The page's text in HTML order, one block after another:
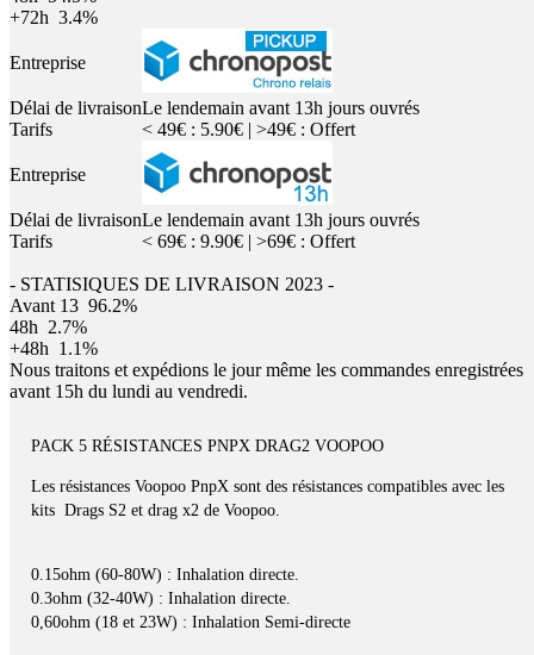
+72h 3.4%
Entreprise
Délai de livraisonLe lendemain avant 13h jours ouvrés
Tarifs
< 49€ : 5.90€ | >49€ : Offert
Entreprise
Délai de livraisonLe lendemain avant 13h jours ouvrés
Tarifs
< 69€ : 9.90€ | >69€ : Offert
- STATISIQUES DE LIVRAISON 2023 -
Avant 13 96.2%
48h 2.7%
+48h 1.1%
Nous traitons et expédions le jour même les commandes enregistrées
avant 15h du lundi au vendredi.
PACK 5 RÉSISTANCES PNPX DRAG2 VOOPOO
Les résistances Voopoo PnpX sont des résistances compatibles avec les
kits Drags S2 et drag x2 de Voopoo.
0.15ohm (60-80W) : Inhalation directe.
0.3ohm (32-40W) : Inhalation directe.
0,60ohm (18 et 23W) : Inhalation Semi-directe